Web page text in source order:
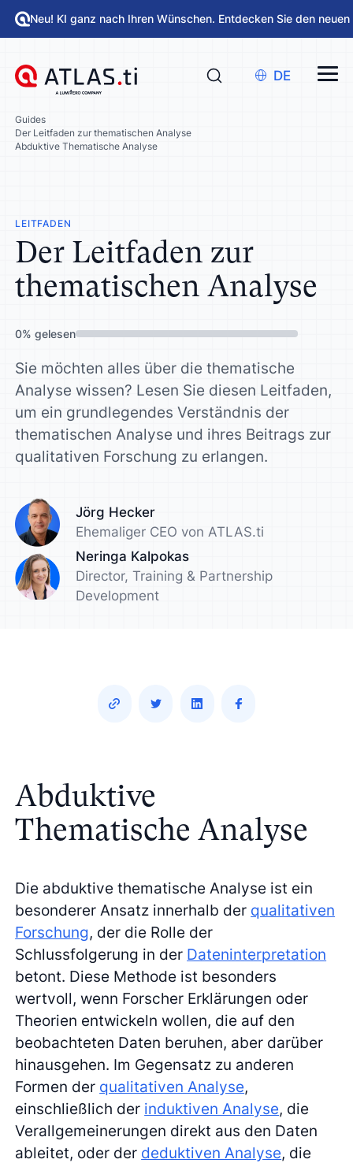
Neu! KI ganz nach Ihren Wünschen. Entdecken Sie den
DE
Guides
Der Leitfaden zur thematischen Analyse
Abduktive Thematische Analyse
LEITFADEN
Der Leitfaden zur
thematischen Analyse
0%gelesen
Sie möchten alles über die thematische
Analyse wissen? Lesen Sie diesen Leitfaden,
um ein grundlegendes Verständnis der
thematischen Analyse und ihres Beitrags zur
qualitativen Forschung zu erlangen.
Jörg Hecker
Ehemaliger CEO von ATLAS.ti
Neringa Kalpokas
Director, Training & Partnership
Development
Abduktive
Thematische Analyse
Die abduktive thematische Analyse ist ein
besonderer Ansatz innerhalb der qualitativen
Forschung, der die Rolle der
Schlussfolgerung in der Dateninterpretation
betont. Diese Methode ist besonders
wertvoll, wenn Forscher Erklärungen oder
Theorien entwickeln wollen, die auf den
beobachteten Daten beruhen, aber darüber
hinausgehen. Im Gegensatz zu anderen
Formen der qualitativen Analyse,
einschließlich der induktiven Analyse, die
Verallgemeinerungen direkt aus den Daten
ableitet, oder der deduktiven Analyse, die